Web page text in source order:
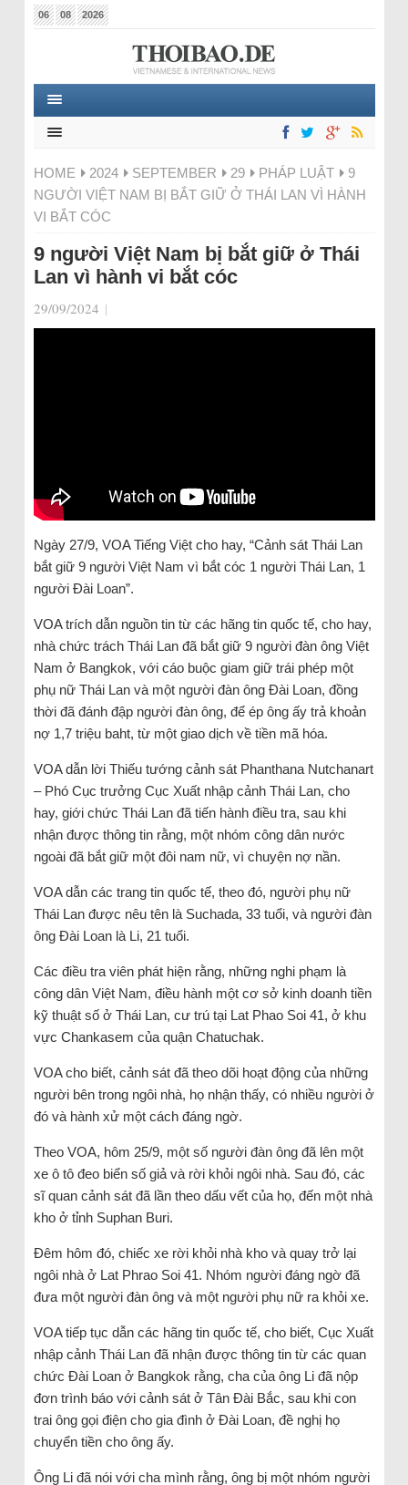
06 08 2026
HOME 2024 SEPTEMBER 29 PHÁP LUẬT
9
NGƯỜI VIỆT NAM BỊ BẮT GIỮ Ở THÁI LAN VÌ HÀNH
VI BẮT CÓC
9 người Việt Nam bị bắt giữ ở Thái
Lan vì hành vi bắt cóc
29/09/2024 |
Ngày 27/9, VOA Tiếng Việt cho hay, “Cảnh sát Thái Lan
bắt giữ 9 người Việt Nam vì bắt cóc 1 người Thái Lan, 1
người Đài Loan”.
VOA trích dẫn nguồn tin từ các hãng tin quốc tế, cho hay,
nhà chức trách Thái Lan đã bắt giữ 9 người đàn ông Việt
Nam ở Bangkok, với cáo buộc giam giữ trái phép một
phụ nữ Thái Lan và một người đàn ông Đài Loan, đồng
thời đã đánh đập người đàn ông, để ép ông ấy trả khoản
nợ 1,7 triệu baht, từ một giao dịch về tiền mã hóa.
VOA dẫn lời Thiếu tướng cảnh sát Phanthana Nutchanart
– Phó Cục trưởng Cục Xuất nhập cảnh Thái Lan, cho
hay, giới chức Thái Lan đã tiến hành điều tra, sau khi
nhận được thông tin rằng, một nhóm công dân nước
ngoài đã bắt giữ một đôi nam nữ, vì chuyện nợ nần.
VOA dẫn các trang tin quốc tế, theo đó, người phụ nữ
Thái Lan được nêu tên là Suchada, 33 tuổi, và người đàn
ông Đài Loan là Li, 21 tuổi.
Các điều tra viên phát hiện rằng, những nghi phạm là
công dân Việt Nam, điều hành một cơ sở kinh doanh tiền
kỹ thuật số ở Thái Lan, cư trú tại Lat Phao Soi 41, ở khu
vực Chankasem của quận Chatuchak.
VOA cho biết, cảnh sát đã theo dõi hoạt động của những
người bên trong ngôi nhà, họ nhận thấy, có nhiều người ở
đó và hành xử một cách đáng ngờ.
Theo VOA, hôm 25/9, một số người đàn ông đã lên một
xe ô tô đeo biển số giả và rời khỏi ngôi nhà. Sau đó, các
sĩ quan cảnh sát đã lần theo dấu vết của họ, đến một nhà
kho ở tỉnh Suphan Buri.
Đêm hôm đó, chiếc xe rời khỏi nhà kho và quay trở lại
ngôi nhà ở Lat Phrao Soi 41. Nhóm người đáng ngờ đã
đưa một người đàn ông và một người phụ nữ ra khỏi xe.
VOA tiếp tục dẫn các hãng tin quốc tế, cho biết, Cục Xuất
nhập cảnh Thái Lan đã nhận được thông tin từ các quan
chức Đài Loan ở Bangkok rằng, cha của ông Li đã nộp
đơn trình báo với cảnh sát ở Tân Đài Bắc, sau khi con
trai ông gọi điện cho gia đình ở Đài Loan, đề nghị họ
chuyển tiền cho ông ấy.
Ông Li đã nói với cha mình rằng, ông bị một nhóm người